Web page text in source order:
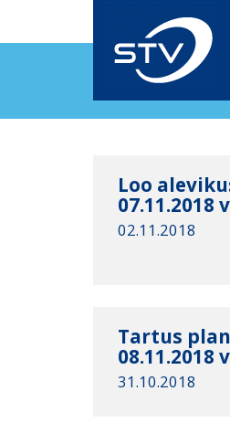
Loo
02.11.2018
Tartus
31.10.2018